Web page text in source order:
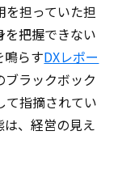
担っていた担
を把握できない
鳴らすDXレポー
ラックボック
て指摘されてい
は、経営の見え